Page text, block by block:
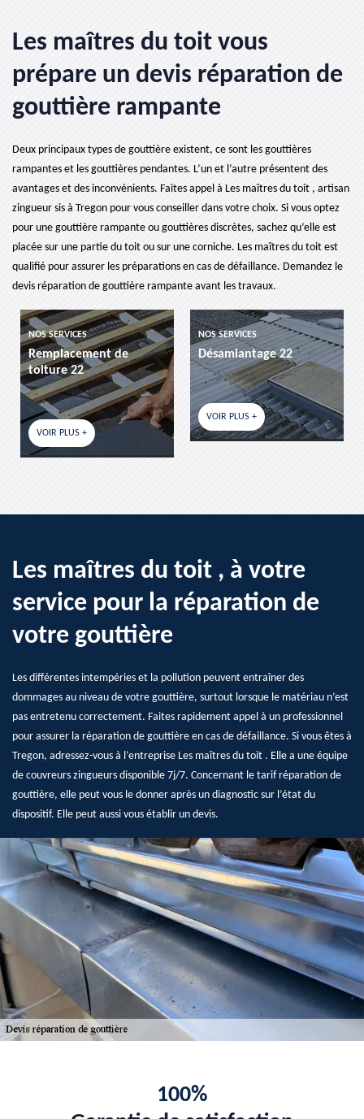
Les maîtres du toit vous
prépare un devis réparation de
gouttière rampante
Deux principaux types de gouttière existent, ce sont les gouttières
rampantes et les gouttières pendantes. L’un et l’autre présentent des
avantages et des inconvénients. Faites appel à Les maîtres du toit , artisan
zingueur sis à Tregon pour vous conseiller dans votre choix. Si vous optez
pour une gouttière rampante ou gouttières discrètes, sachez qu’elle est
placée sur une partie du toit ou sur une corniche. Les maîtres du toit est
qualifié pour assurer les préparations en cas de défaillance. Demandez le
devis réparation de gouttière rampante avant les travaux.
de
NOS SERVICES
Désamiantage 22
VOIR PLUS +
NOS SERVICES
etancheite
VOIR PLUS +
Les maîtres du toit , à votre
service pour la réparation de
votre gouttière
Les différentes intempéries et la pollution peuvent entraîner des
dommages au niveau de votre gouttière, surtout lorsque le matériau n’est
pas entretenu correctement. Faites rapidement appel à un professionnel
pour assurer la réparation de gouttière en cas de défaillance. Si vous êtes à
Tregon, adressez-vous à l’entreprise Les maîtres du toit . Elle a une équipe
de couvreurs zingueurs disponible 7j/7. Concernant le tarif réparation de
gouttière, elle peut vous le donner après un diagnostic sur l’état du
dispositif. Elle peut aussi vous établir un devis.
100%